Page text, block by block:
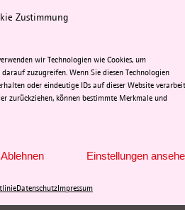
Zustimmung
wir Technologien wie Cookies, um
zuzugreifen. Wenn Sie diesen Technologien
oder eindeutige IDs auf dieser Website
zurückziehen, können bestimmte Merkmale und
Ablehnen Einstellungen
DatenschutzImpressum
und Auszahlungsmonat
wird die
müssen die Überstunden
können als Einmalzahlung
die
ermäßigt besteuert
Nachzahlungen müssen vom